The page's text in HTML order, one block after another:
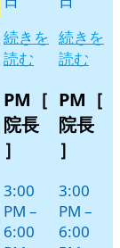
続きを
読む
PM［
院長
］
3:00
PM –
6:00
続きを
読む
PM［
院長
］
3:00
PM –
6:00